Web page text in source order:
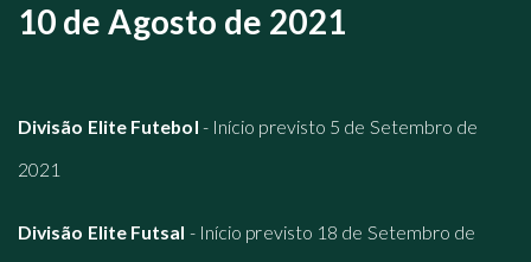
10 de Agosto de 2021
Divisão Elite Futebol - Início previsto 5 de Setembro de
2021
Divisão Elite Futsal - Início previsto 18 de Setembro de